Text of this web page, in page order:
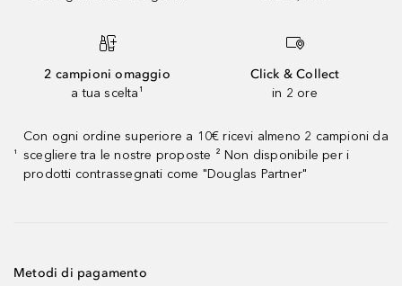
2 campioni omaggio
a tua scelta¹
Click & Collect
in 2 ore
¹
Con ogni ordine superiore a 10€ ricevi almeno 2 campioni da
scegliere tra le nostre proposte ² Non disponibile per i
prodotti contrassegnati come "Douglas Partner"
Metodi di pagamento